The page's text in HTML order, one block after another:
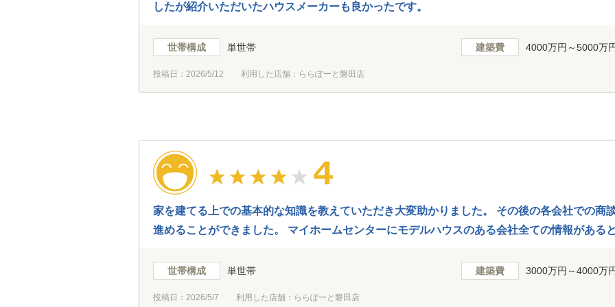
したが紹介いただいたハウスメーカーも良かったです。
世帯構成 単世帯 建築費 4000万円～5000万
投稿日： 2026/5/12 利用した店舗：ららぽーと磐田店
家を建てる上での基本的な知識を教えていただき大変助かりました。 その後の各会社での商
進めることができました。 マイホームセンターにモデルハウスのある会社全ての情報がある
世帯構成 単世帯 建築費 3000万円～4000万
投稿日： 2026/5/7 利用した店舗：ららぽーと磐田店